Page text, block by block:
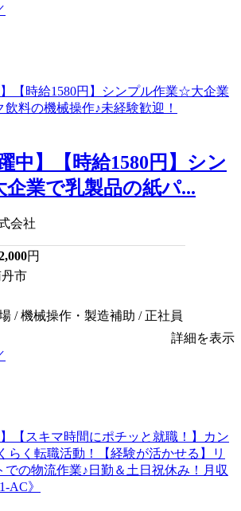
中】【時給1580円】シン
業で乳製品の紙パ...
会社
円
市
/ 機械操作・製造補助 / 正社員
詳細を表示